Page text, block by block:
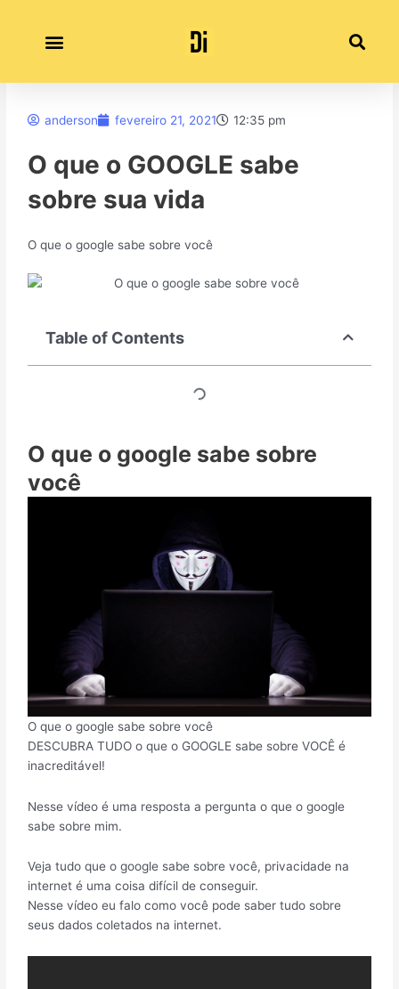
anderson fevereiro 21, 2021 12:35 pm
O que o GOOGLE sabe
sobre sua vida
O que o google sabe sobre você
Table of Contents
O que o google sabe sobre
você
O que o google sabe sobre você
DESCUBRA TUDO o que o GOOGLE sabe sobre VOCÊ é
inacreditável!
Nesse vídeo é uma resposta a pergunta o que o google
sabe sobre mim.
Veja tudo que o google sabe sobre você, privacidade na
internet é uma coisa difícil de conseguir.
Nesse vídeo eu falo como você pode saber tudo sobre
seus dados coletados na internet.